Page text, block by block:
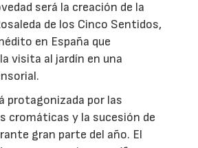
será la creación de la
de los Cinco Sentidos,
en España que
visita al jardín en una
protagonizada por las
cromáticas y la sucesión de
gran parte del año. El